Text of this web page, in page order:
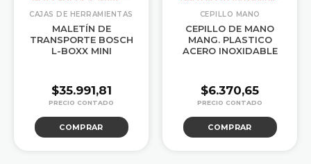
CAJAS DE HERRAMIENTAS
MALETÍN DE
TRANSPORTE BOSCH
L-BOXX MINI
$35.991,81
COMPRAR
CEPILLO MANO
CEPILLO DE MANO
MANG. PLASTICO
ACERO INOXIDABLE
$6.370,65
COMPRAR